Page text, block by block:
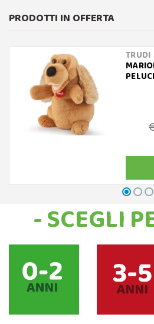
PRODOTTI IN OFFERTA
TRUDI
- SCEGLI